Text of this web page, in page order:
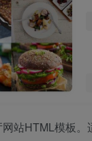
站HTML模板